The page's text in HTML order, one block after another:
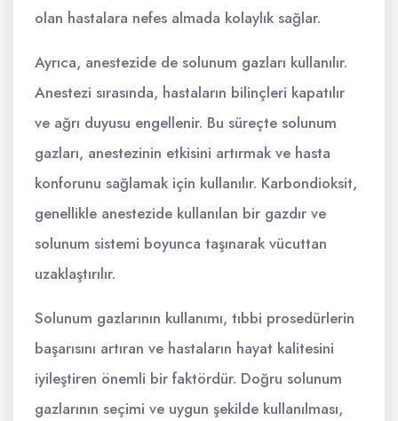
olan hastalara nefes almada kolaylık sağlar.
Ayrıca, anestezide de solunum gazları kullanılır.
Anestezi sırasında, hastaların bilinçleri kapatılır
ve ağrı duyusu engellenir. Bu süreçte solunum
gazları, anestezinin etkisini artırmak ve hasta
konforunu sağlamak için kullanılır. Karbondioksit,
genellikle anestezide kullanılan bir gazdır ve
solunum sistemi boyunca taşınarak vücuttan
uzaklaştırılır.
Solunum gazlarının kullanımı, tıbbi prosedürlerin
başarısını artıran ve hastaların hayat kalitesini
iyileştiren önemli bir faktördür. Doğru solunum
gazlarının seçimi ve uygun şekilde kullanılması,